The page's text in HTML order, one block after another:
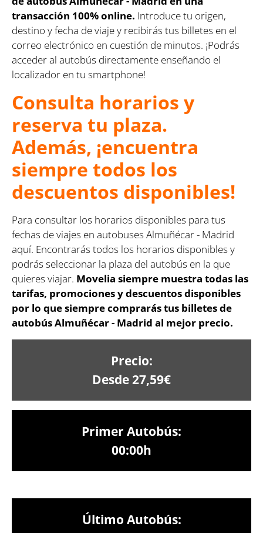
transacción 100% online. Introduce tu origen,
destino y fecha de viaje y recibirás tus billetes en el
correo electrónico en cuestión de minutos. ¡Podrás
acceder al autobús directamente enseñando el
localizador en tu smartphone!
Consulta horarios y
reserva tu plaza.
Además, ¡encuentra
siempre todos los
descuentos disponibles!
Para consultar los horarios disponibles para tus
fechas de viajes en autobuses Almuñécar - Madrid
aquí. Encontrarás todos los horarios disponibles y
podrás seleccionar la plaza del autobús en la que
quieres viajar. Movelia siempre muestra todas las
tarifas, promociones y descuentos disponibles
por lo que siempre comprarás tus billetes de
autobús Almuñécar - Madrid al mejor precio.
Precio:
Desde 27,59€
Primer Autobús:
00:00h
Último Autobús: